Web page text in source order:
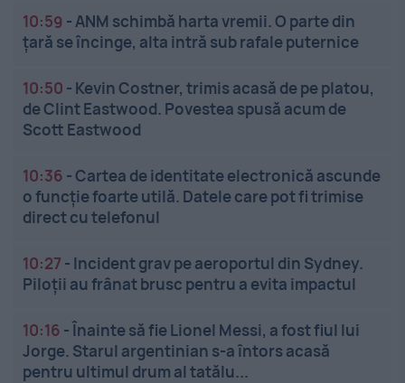
10:59 - ANM schimbă harta vremii. O parte din
țară se încinge, alta intră sub rafale puternice
10:50 - Kevin Costner, trimis acasă de pe platou,
de Clint Eastwood. Povestea spusă acum de
Scott Eastwood
10:36 -Cartea de identitate electronică ascunde
o funcție foarte utilă. Datele care pot fi trimise
direct cu telefonul
10:27 - Incident grav pe aeroportul din Sydney.
Piloții au frânat brusc pentru a evita impactul
10:16 -Înainte să fie Lionel Messi, a fost fiul lui
Jorge. Starul argentinian s-a întors acasă
pentru ultimul drum al tatălu...